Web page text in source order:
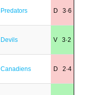
Predators D 3·6
Devils V 3·2
Canadiens D 2·4